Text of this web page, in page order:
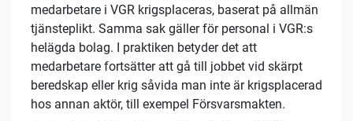
medarbetare i VGR krigsplaceras, baserat på allmän
tjänsteplikt. Samma sak gäller för personal i VGR:s
helägda bolag. I praktiken betyder det att
medarbetare fortsätter att gå till jobbet vid skärpt
beredskap eller krig såvida man inte är krigsplacerad
hos annan aktör, till exempel Försvarsmakten.